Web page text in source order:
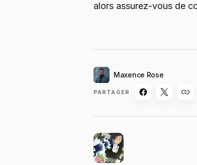
alors assurez-vous de
Maxence Rose
PARTAGER